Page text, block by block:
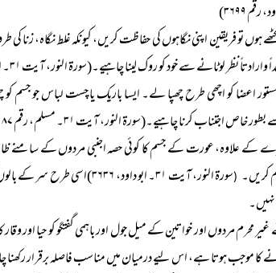
ہوں تو فریقین اپنی نگاہوں کی حفاظت کریں، کیونکہ غلط نگاہ، زنا کی
نظر لوٹانے سے خود کو روک لینا چاہیے۔(سورۃ النور، آیت ۳۱۔ ابوداود، رقم ۱۸۷۵)
اعضا کو اچھی طرح چھپا لے۔ ایسا باریک یا چست لباس جو جسم کو
چاہیے۔(سورۃ النور، آیت ۳۱۔ مسلم، رقم ۴۰۸۷۔ ابو داود، ۳۶۳۶)
کے علاوہ، عورت کے جسم کا کوئی حصہ اجنبی مردوں کے سامنے
کریں۔ (
سورۃ النور، آیت ۳۱۔ ابو
محرم مردوں اور خواتین کے میل جول اور باہمی گفتگو کو حیا اور
کا موجب ہوتا ہے، اس لیے درمیان میں مناسب فاصلہ برقرار